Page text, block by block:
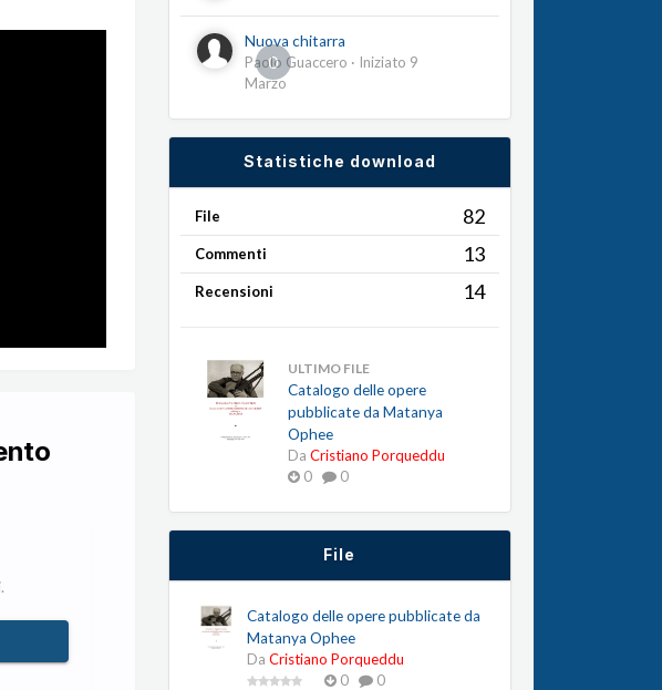
0
Nuova chitarra
Paolo Guaccero · Iniziato 9
Marzo
Statistiche download
File 82
Commenti 13
Recensioni 14
ULTIMO FILE
Catalogo delle opere
pubblicate da Matanya
Ophee
Da Cristiano Porqueddu
0
0
File
Catalogo delle opere pubblicate da
Matanya Ophee
Da Cristiano Porqueddu
0
0